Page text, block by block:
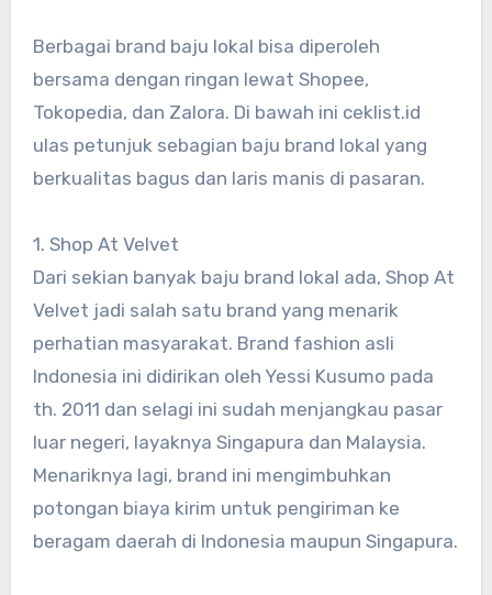
Berbagai brand baju lokal bisa diperoleh
bersama dengan ringan lewat Shopee,
Tokopedia, dan Zalora. Di bawah ini ceklist.id
ulas petunjuk sebagian baju brand lokal yang
berkualitas bagus dan laris manis di pasaran.
1. Shop At Velvet
Dari sekian banyak baju brand lokal ada, Shop At
Velvet jadi salah satu brand yang menarik
perhatian masyarakat. Brand fashion asli
Indonesia ini didirikan oleh Yessi Kusumo pada
th. 2011 dan selagi ini sudah menjangkau pasar
luar negeri, layaknya Singapura dan Malaysia.
Menariknya lagi, brand ini mengimbuhkan
potongan biaya kirim untuk pengiriman ke
beragam daerah di Indonesia maupun Singapura.